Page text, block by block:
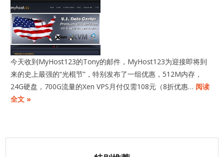
今天收到MyHost123的Tony的邮件，MyHost123为迎接即将到
来的史上最强的“光棍节”，特别发布了一组优惠，512M内存，
24G硬盘，700G流量的Xen VPS月付仅需108元（8折优惠… 阅读
全文 »